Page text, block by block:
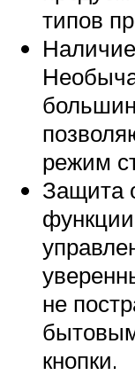
типов
режим
Защита
не
кнопки.